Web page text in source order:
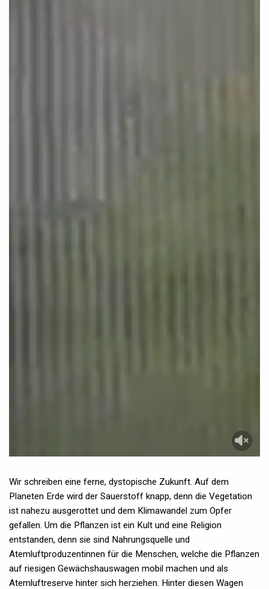
Wir schreiben eine ferne, dystopische Zukunft. Auf dem
Planeten Erde wird der Sauerstoff knapp, denn die Vegetation
ist nahezu ausgerottet und dem Klimawandel zum Opfer
gefallen. Um die Pflanzen ist ein Kult und eine Religion
entstanden, denn sie sind Nahrungsquelle und
Atemluftproduzentinnen für die Menschen, welche die Pflanzen
auf riesigen Gewächshauswagen mobil machen und als
Atemluftreserve hinter sich herziehen. Hinter diesen Wagen